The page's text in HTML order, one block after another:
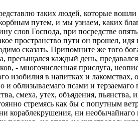
таких людей, которые
путем, и мы узнаем, каких
слов Господа, при посредстве
пространство пути он прошел,
сказать. Припомните же того
пресыщался каждый день,
- многочисленная прислуга,
изобилия в напитках и
облизываемаго псами и
смеха, утех, объядения,
стремясь как бы с попутным
ни